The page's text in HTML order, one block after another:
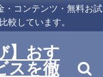
・コンテンツ・無料お試
較しています。
】おす
スを徹